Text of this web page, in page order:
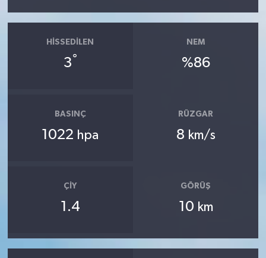
HISSEDILEN
3°
NEM
%86
BASINÇ
1022 hpa
RÜZGAR
8 km/s
ÇIY
1.4
GÖRÜŞ
10 km